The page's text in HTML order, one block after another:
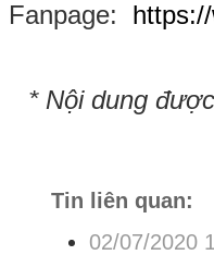
Fanpage:
* Nội dung
Tin liên quan:
02/07/2020